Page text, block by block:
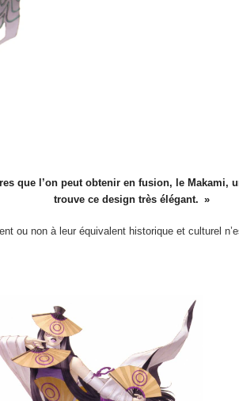
que l’on peut obtenir en fusion, le
trouve ce design très élégant.
ou non à leur équivalent historique et culturel